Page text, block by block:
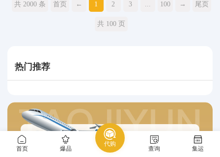
首页 爆品
代购
查询 集运
共 2000 条 首页 ← 1 2 3 ... 100 → 尾页
共 100 页
热门推荐